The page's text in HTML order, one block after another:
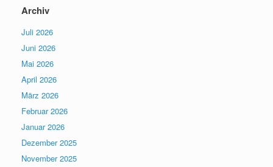
Archiv
Juli 2026
Juni 2026
Mai 2026
April 2026
März 2026
Februar 2026
Januar 2026
Dezember 2025
November 2025